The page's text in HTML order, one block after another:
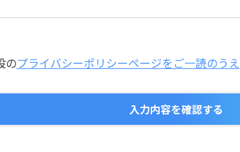
のプライバシーポリシーページをご一読のうえ